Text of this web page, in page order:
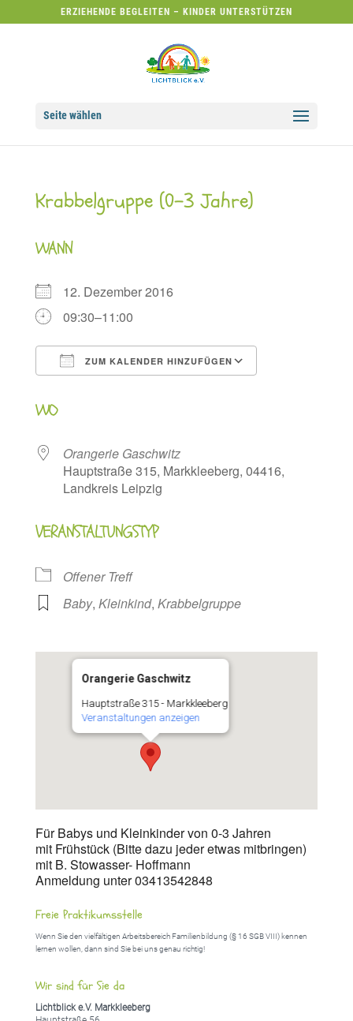
ERZIEHENDE BEGLEITEN – KINDER UNTERSTÜTZEN
Seite wählen
Krabbelgruppe (0-3 Jahre)
WANN
12. Dezember 2016
09:30–11:00
ZUM KALENDER HINZUFÜGEN
WO
Orangerie Gaschwitz
Hauptstraße 315, Markkleeberg, 04416,
Landkreis Leipzig
VERANSTALTUNGSTYP
Offener Treff
Baby, Kleinkind, Krabbelgruppe
Orangerie Gaschwitz
Hauptstraße 315 - Markkleeberg
Veranstaltungen anzeigen
Für Babys und Kleinkinder von 0-3 Jahren
mit Frühstück (Bitte dazu jeder etwas mitbringen)
mit B. Stowasser- Hoffmann
Anmeldung unter 03413542848
Freie Praktikumsstelle
Wenn Sie den vielfältigen Arbeitsbereich Familienbildung (§ 16 SGB VIII) kennen
lernen wollen, dann sind Sie bei uns genau richtig!
Wir sind für Sie da
Lichtblick e.V. Markkleeberg